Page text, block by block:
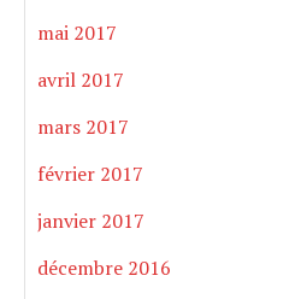
mai 2017
avril 2017
mars 2017
février 2017
janvier 2017
décembre 2016